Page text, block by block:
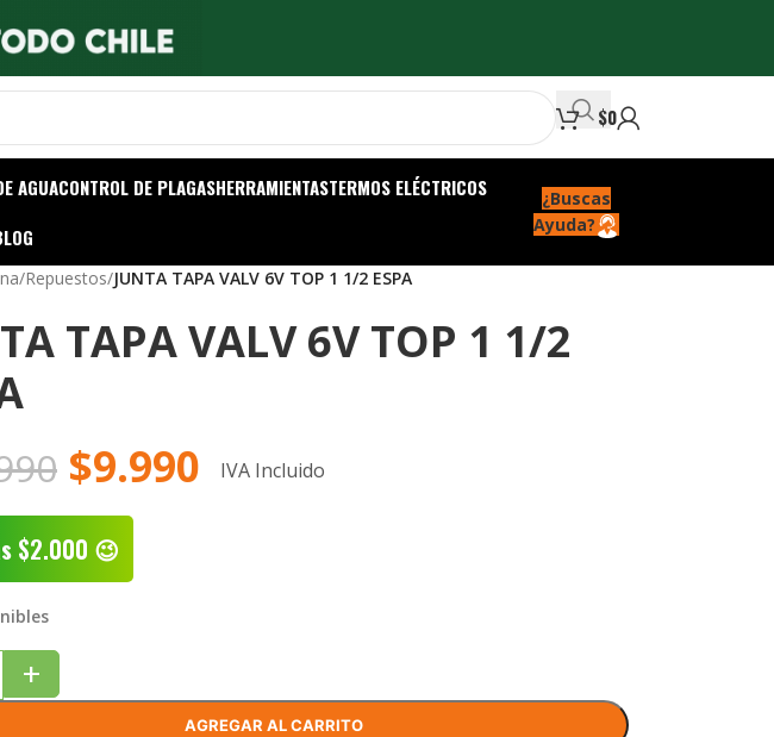
$0
AGUACONTROL DE PLAGASHERRAMIENTASTERMOS ELÉCTRICOS
¿Buscas
Ayuda?
/Repuestos/JUNTA TAPA VALV 6V TOP 1 1/2 ESPA
TAPA VALV 6V TOP 1 1/2
$9.990 IVA Incluido
$2.000 😉
+
AGREGAR AL CARRITO